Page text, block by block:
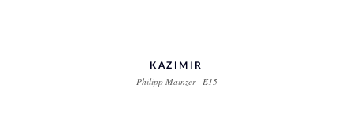
KAZIMIR
Philipp Mainzer | E15